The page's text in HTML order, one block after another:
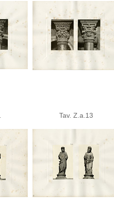
Tav. Z.a.13